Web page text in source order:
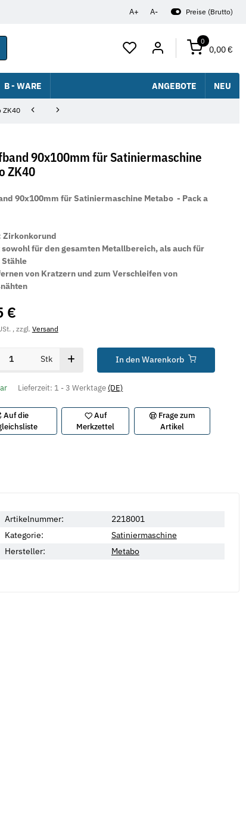
A+ A- Preise (Brutto)
0
0,00 €
B - WARE ANGEBOTE NEU
ZK40
90x100mm für Satiniermaschine
ZK40
90x100mm für Satiniermaschine Metabo - Pack a
Zirkonkorund
für den gesamten Metallbereich, als auch für
von Kratzern und zum Verschleifen von
€
, zzgl.Versand
Stk In den Warenkorb
Lieferzeit: 1 - 3 Werktage (DE)
Auf die
Auf
Merkzettel
Frage zum
Artikel
Artikelnummer:
2218001
Kategorie:
Satiniermaschine
Hersteller:
Metabo